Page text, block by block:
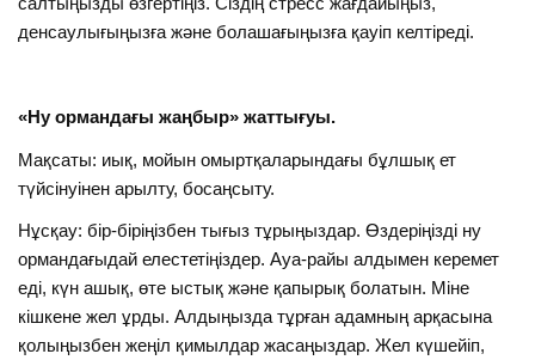
денсаулығыңызға және болашағыңызға қауіп келтіреді.
«Ну ормандағы жаңбыр» жаттығуы.
Мақсаты: иық, мойын омыртқаларындағы бұлшық ет
түйсінуінен арылту, босаңсыту.
Нұсқау: бір-біріңізбен тығыз тұрыңыздар. Өздеріңізді ну
ормандағыдай елестетіңіздер. Ауа-райы алдымен керемет
еді, күн ашық, өте ыстық және қапырық болатын. Міне
кішкене жел ұрды. Алдыңызда тұрған адамның арқасына
қолыңызбен жеңіл қимылдар жасаңыздар. Жел күшейіп,